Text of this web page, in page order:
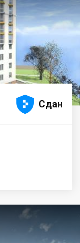




 Сдан